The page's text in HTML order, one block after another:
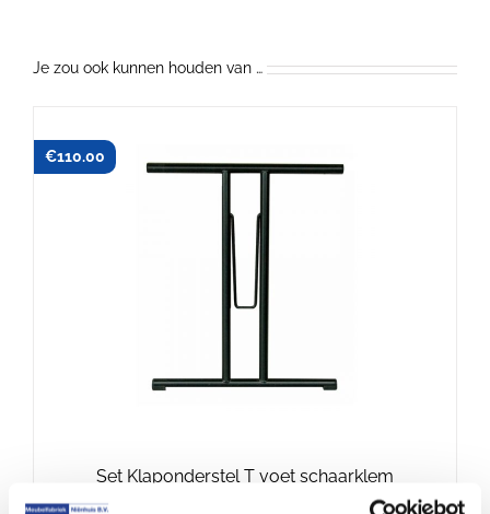
Je zou ook kunnen houden van …
Set Klaponderstel T voet schaarklem
€110.00